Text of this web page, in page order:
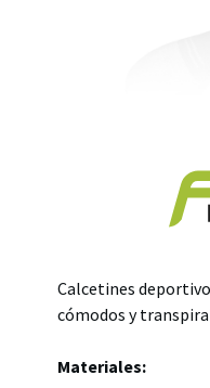
Calcetines
cómodos y
Materiales: